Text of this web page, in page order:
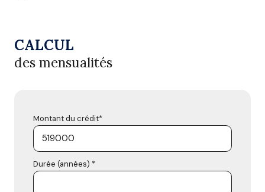
CALCUL
des mensualités
Montant du crédit*
Durée (années) *